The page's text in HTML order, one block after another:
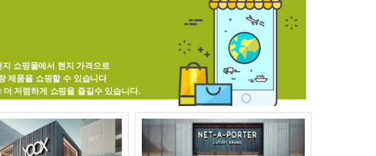
쇼핑몰에서 현지 가격으로
제품을 쇼핑할 수 있습니다
저렴하게 쇼핑을 즐길수 있습니다.